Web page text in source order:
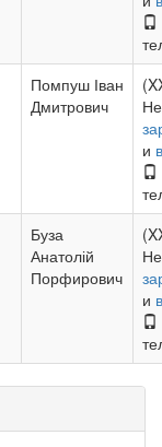
Помпуш Іван
Дмитрович
и
Буза
Анатолій
Порфирович
и